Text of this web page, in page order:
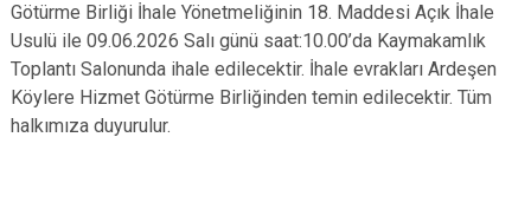
Götürme Birliği İhale Yönetmeliğinin 18. Maddesi Açık İhale
Usulü ile 09.06.2026 Salı günü saat:10.00’da Kaymakamlık
Toplantı Salonunda ihale edilecektir. İhale evrakları Ardeşen
Köylere Hizmet Götürme Birliğinden temin edilecektir. Tüm
halkımıza duyurulur.